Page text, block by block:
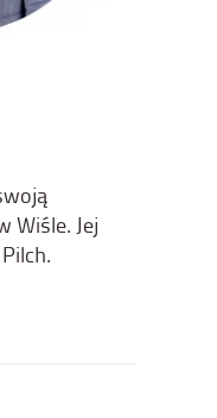
Wiśle. Jej